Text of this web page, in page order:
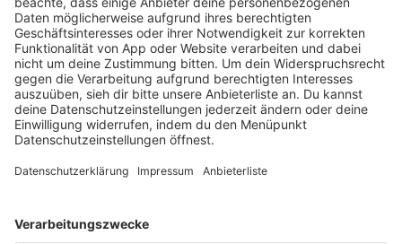
HOME
RADIOS
barba radio
Lagerfeuer
Füße hoch
Schmusekatze
Song Contest
Mädelsabend
Ich hasse Sport